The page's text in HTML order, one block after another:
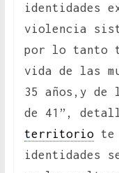
identidades
violencia
por lo tanto
vida de las
35 años,y de
de 41”,
territoriote
identidades